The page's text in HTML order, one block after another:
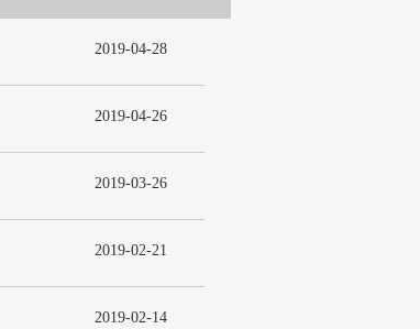
2019-04-28
2019-04-26
2019-03-26
2019-02-21
2019-02-14